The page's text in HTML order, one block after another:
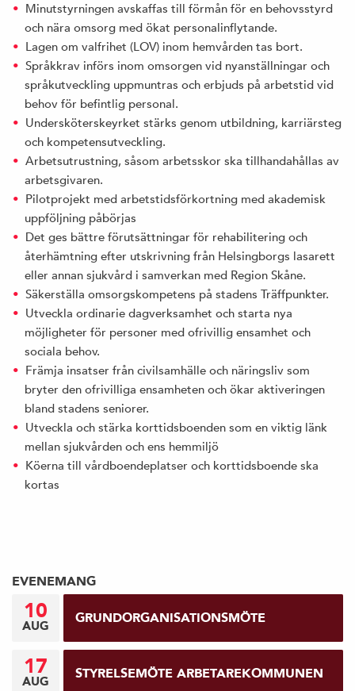
Minutstyrningen avskaffas till förmån för en behovsstyrd
och nära omsorg med ökat personalinflytande.
Lagen om valfrihet (LOV) inom hemvården tas bort.
Språkkrav införs inom omsorgen vid nyanställningar och
språkutveckling uppmuntras och erbjuds på arbetstid vid
behov för befintlig personal.
Undersköterskeyrket stärks genom utbildning, karriärsteg
och kompetensutveckling.
Arbetsutrustning, såsom arbetsskor ska tillhandahållas av
arbetsgivaren.
Pilotprojekt med arbetstidsförkortning med akademisk
uppföljning påbörjas
Det ges bättre förutsättningar för rehabilitering och
återhämtning efter utskrivning från Helsingborgs lasarett
eller annan sjukvård i samverkan med Region Skåne.
Säkerställa omsorgskompetens på stadens Träffpunkter.
Utveckla ordinarie dagverksamhet och starta nya
möjligheter för personer med ofrivillig ensamhet och
sociala behov.
Främja insatser från civilsamhälle och näringsliv som
bryter den ofrivilliga ensamheten och ökar aktiveringen
bland stadens seniorer.
Utveckla och stärka korttidsboenden som en viktig länk
mellan sjukvården och ens hemmiljö
Köerna till vårdboendeplatser och korttidsboende ska
kortas
EVENEMANG
10
AUG GRUNDORGANISATIONSMÖTE
17
AUG STYRELSEMÖTE ARBETAREKOMMUNEN